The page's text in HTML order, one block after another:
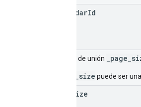
calendarId
Campo de unión
_page_size puede ser
Size